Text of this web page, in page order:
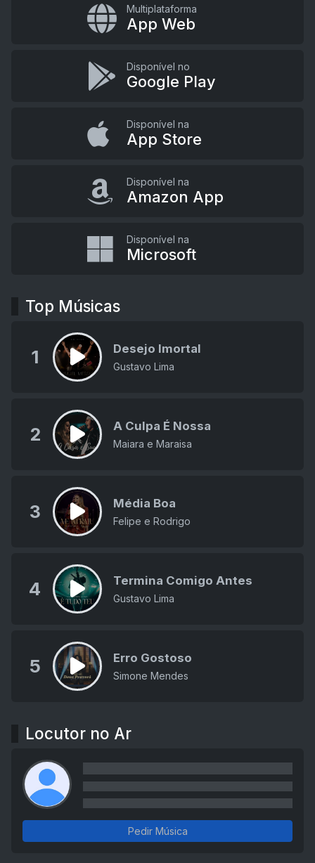
Multiplataforma
App Web
Disponível no
Google Play
Disponível na
App Store
Disponível na
Amazon App
Disponível na
Microsoft
Top Músicas
1 Desejo Imortal
Gustavo Lima
2 A Culpa É Nossa
Maiara e Maraisa
3 Média Boa
Felipe e Rodrigo
4 Termina Comigo Antes
Gustavo Lima
5 Erro Gostoso
Simone Mendes
Locutor no Ar
Pedir Música